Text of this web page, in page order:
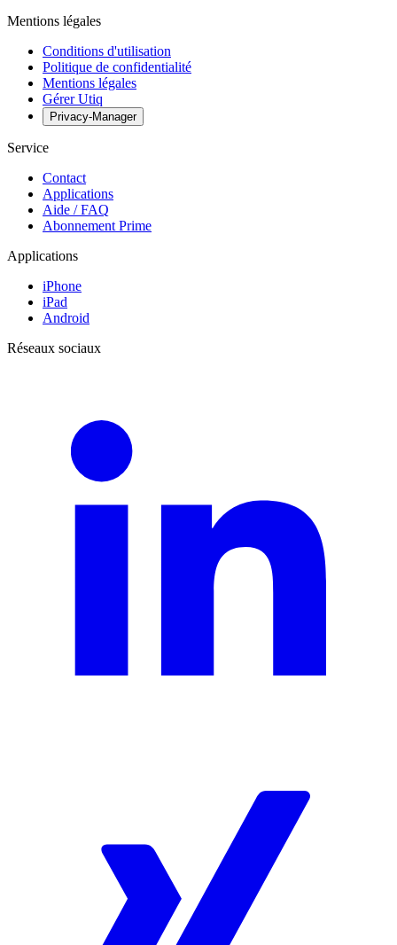
Mentions légales
Conditions d'utilisation
Politique de confidentialité
Mentions légales
Gérer Utiq
Privacy-Manager
Service
Contact
Applications
Aide / FAQ
Abonnement Prime
Applications
iPhone
iPad
Android
Réseaux sociaux